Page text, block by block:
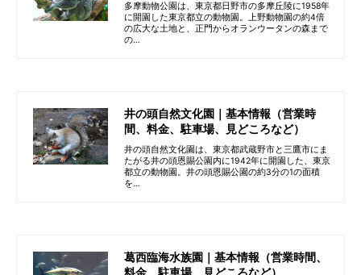
多摩動物公園は、東京都日野市の多摩丘陵に1958年
に開園した東京都立の動物園。上野動物園の約4倍
の広大な土地と、正門からオランウータンの森まで
の…
井の頭自然文化園｜基本情報（営業時
間、料金、駐車場、見どころなど）
井の頭自然文化園は、東京都武蔵野市と三鷹市にま
たがる井の頭恩賜公園内に1942年に開園した、東京
都立の動物園。井の頭恩賜公園の約3分の1の面積
を…
葛西臨海水族園｜基本情報（営業時間、